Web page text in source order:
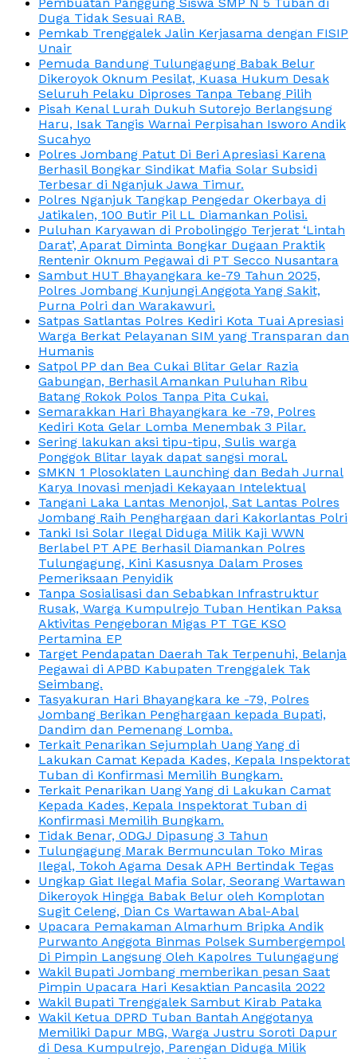
Duga Tidak Sesuai RAB.
Pemkab Trenggalek Jalin Kerjasama dengan FISIP
Unair
Pemuda Bandung Tulungagung Babak Belur
Dikeroyok Oknum Pesilat, Kuasa Hukum Desak
Seluruh Pelaku Diproses Tanpa Tebang Pilih
Pisah Kenal Lurah Dukuh Sutorejo Berlangsung
Haru, Isak Tangis Warnai Perpisahan Isworo Andik
Sucahyo
Polres Jombang Patut Di Beri Apresiasi Karena
Berhasil Bongkar Sindikat Mafia Solar Subsidi
Terbesar di Nganjuk Jawa Timur.
Polres Nganjuk Tangkap Pengedar Okerbaya di
Jatikalen, 100 Butir Pil LL Diamankan Polisi.
Puluhan Karyawan di Probolinggo Terjerat ‘Lintah
Darat’, Aparat Diminta Bongkar Dugaan Praktik
Rentenir Oknum Pegawai di PT Secco Nusantara
Sambut HUT Bhayangkara ke-79 Tahun 2025,
Polres Jombang Kunjungi Anggota Yang Sakit,
Purna Polri dan Warakawuri.
Satpas Satlantas Polres Kediri Kota Tuai Apresiasi
Warga Berkat Pelayanan SIM yang Transparan dan
Humanis
Satpol PP dan Bea Cukai Blitar Gelar Razia
Gabungan, Berhasil Amankan Puluhan Ribu
Batang Rokok Polos Tanpa Pita Cukai.
Semarakkan Hari Bhayangkara ke -79, Polres
Kediri Kota Gelar Lomba Menembak 3 Pilar.
Sering lakukan aksi tipu-tipu, Sulis warga
Ponggok Blitar layak dapat sangsi moral.
SMKN 1 Plosoklaten Launching dan Bedah Jurnal
Karya Inovasi menjadi Kekayaan Intelektual
Tangani Laka Lantas Menonjol, Sat Lantas Polres
Jombang Raih Penghargaan dari Kakorlantas Polri
Tanki Isi Solar Ilegal Diduga Milik Kaji WWN
Berlabel PT APE Berhasil Diamankan Polres
Tulungagung, Kini Kasusnya Dalam Proses
Pemeriksaan Penyidik
Tanpa Sosialisasi dan Sebabkan Infrastruktur
Rusak, Warga Kumpulrejo Tuban Hentikan Paksa
Aktivitas Pengeboran Migas PT TGE KSO
Pertamina EP
Target Pendapatan Daerah Tak Terpenuhi, Belanja
Pegawai di APBD Kabupaten Trenggalek Tak
Seimbang.
Tasyakuran Hari Bhayangkara ke -79, Polres
Jombang Berikan Penghargaan kepada Bupati,
Dandim dan Pemenang Lomba.
Terkait Penarikan Sejumplah Uang Yang di
Lakukan Camat Kepada Kades, Kepala Inspektorat
Tuban di Konfirmasi Memilih Bungkam.
Terkait Penarikan Uang Yang di Lakukan Camat
Kepada Kades, Kepala Inspektorat Tuban di
Konfirmasi Memilih Bungkam.
Tidak Benar, ODGJ Dipasung 3 Tahun
Tulungagung Marak Bermunculan Toko Miras
Ilegal, Tokoh Agama Desak APH Bertindak Tegas
Ungkap Giat Ilegal Mafia Solar, Seorang Wartawan
Dikeroyok Hingga Babak Belur oleh Komplotan
Sugit Celeng, Dian Cs Wartawan Abal-Abal
Upacara Pemakaman Almarhum Bripka Andik
Purwanto Anggota Binmas Polsek Sumbergempol
Di Pimpin Langsung Oleh Kapolres Tulungagung
Wakil Bupati Jombang memberikan pesan Saat
Pimpin Upacara Hari Kesaktian Pancasila 2022
Wakil Bupati Trenggalek Sambut Kirab Pataka
Wakil Ketua DPRD Tuban Bantah Anggotanya
Memiliki Dapur MBG, Warga Justru Soroti Dapur
di Desa Kumpulrejo, Parengan Diduga Milik